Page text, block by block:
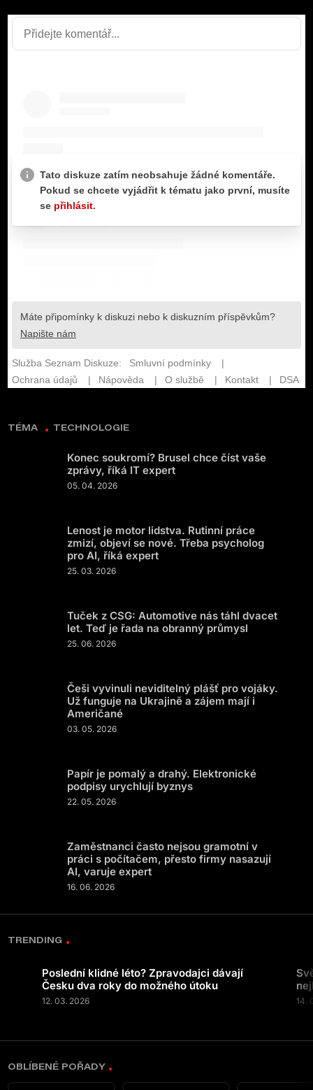
TÉMA TECHNOLOGIE
Konec soukromí? Brusel chce číst vaše
zprávy, říká IT expert
05. 04. 2026
Lenost je motor lidstva. Rutinní práce
zmizí, objeví se nové. Třeba psycholog
pro AI, říká expert
25. 03. 2026
Tuček z CSG: Automotive nás táhl dvacet
let. Teď je řada na obranný průmysl
25. 06. 2026
Češi vyvinuli neviditelný plášť pro vojáky.
Už funguje na Ukrajině a zájem mají i
Američané
03. 05. 2026
Papír je pomalý a drahý. Elektronické
podpisy urychlují byznys
22. 05. 2026
Zaměstnanci často nejsou gramotní v
práci s počítačem, přesto firmy nasazují
AI, varuje expert
16. 06. 2026
TRENDING
Poslední klidné léto? Zpravodajci dávají
Česku dva roky do možného útoku
12. 03. 2026 14.
OBLÍBENÉ POŘADY